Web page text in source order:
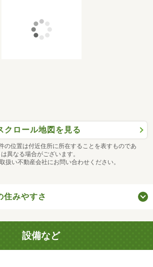
クロール地図を見る
の位置は付近住所に所在することを表すものであ
異なる場合がございます。
扱い不動産会社にお問い合わせください。
住みやすさ
設備など